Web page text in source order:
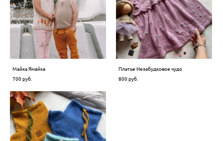
Майка Ямайка
700 pуб.
Платье Незабудковое чудо
800 pуб.